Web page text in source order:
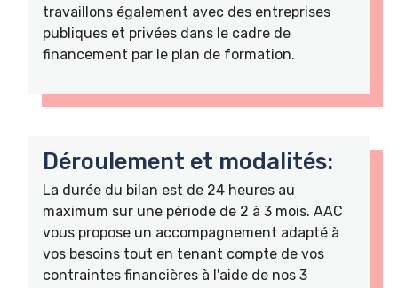
travaillons également avec des entreprises
publiques et privées dans le cadre de
financement par le plan de formation.
Déroulement et modalités:
La durée du bilan est de 24 heures au
maximum sur une période de 2 à 3 mois. AAC
vous propose un accompagnement adapté à
vos besoins tout en tenant compte de vos
contraintes financières à l'aide de nos 3